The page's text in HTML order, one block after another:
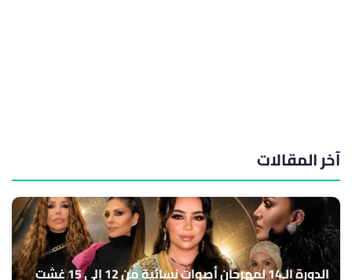
آخر المقالات
الدورة الـ14 لمهرجان أصوات نسائية من 12 إلى 15 غشت